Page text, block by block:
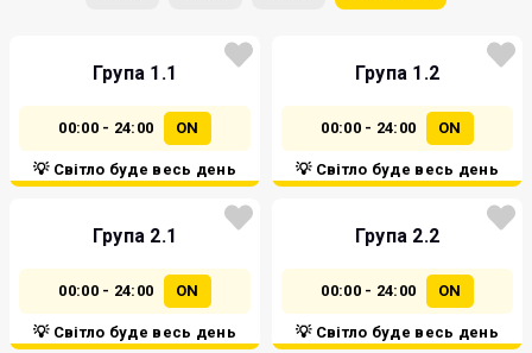
Група 1.1
00:00 - 24:00 ON
💡 Світло буде весь день
Група 1.2
00:00 - 24:00 ON
💡 Світло буде весь день
Група 2.1
00:00 - 24:00 ON
💡 Світло буде весь день
Група 2.2
00:00 - 24:00 ON
💡 Світло буде весь день